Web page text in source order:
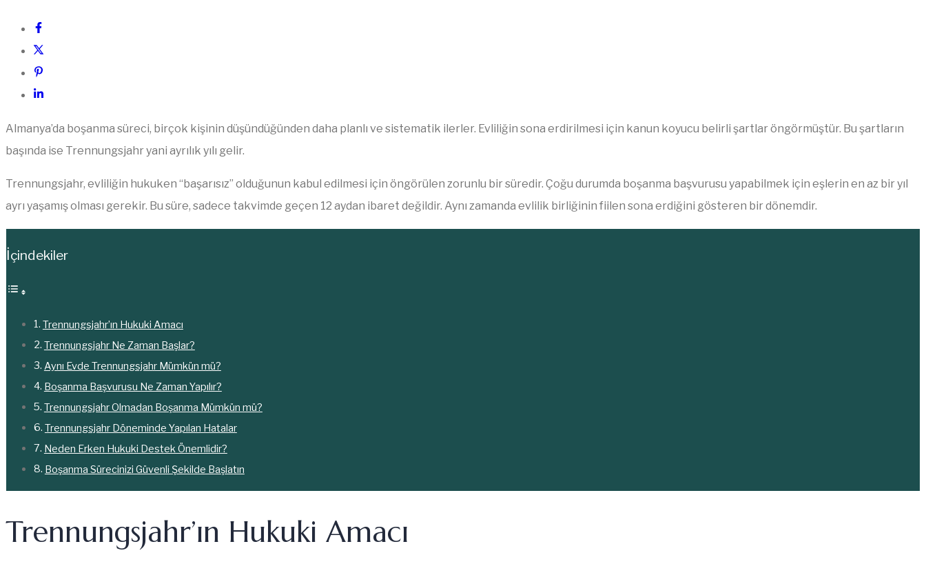
Almanya’da boşanma süreci, birçok kişinin düşündüğünden daha planlı ve sistematik ilerler. Evliliğin sona erdirilmesi için kanun koyucu belirli şartlar öngörmüştür. Bu şartların
başında ise Trennungsjahr yani ayrılık yılı gelir.
Trennungsjahr, evliliğin hukuken “başarısız” olduğunun kabul edilmesi için öngörülen zorunlu bir süredir. Çoğu durumda boşanma başvurusu yapabilmek için eşlerin en az bir yıl
ayrı yaşamış olması gerekir. Bu süre, sadece takvimde geçen 12 aydan ibaret değildir. Aynı zamanda evlilik birliğinin fiilen sona erdiğini gösteren bir dönemdir.
İçindekiler
Trennungsjahr’ın Hukuki Amacı
Trennungsjahr Ne Zaman Başlar?
Aynı Evde Trennungsjahr Mümkün mü?
Boşanma Başvurusu Ne Zaman Yapılır?
Trennungsjahr Olmadan Boşanma Mümkün mü?
Trennungsjahr Döneminde Yapılan Hatalar
Neden Erken Hukuki Destek Önemlidir?
Boşanma Sürecinizi Güvenli Şekilde Başlatın
Trennungsjahr’ın Hukuki Amacı